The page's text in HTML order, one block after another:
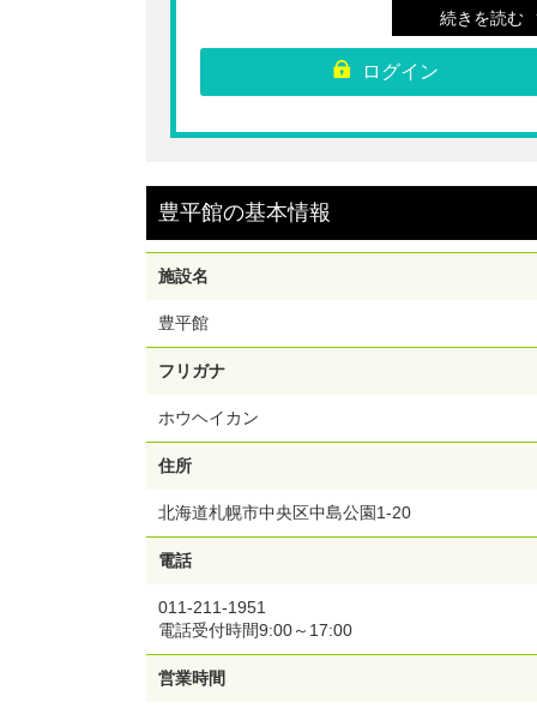
※一般が20名以上となる場合は、団体料金となりま
※割引券等をお持ちの方は、直接、入場券売場でチ
トをご購入ください。
入場券売場へお越しください。
※障がい者手帳・障がい者手帳アプリ（身体・療育
神）をお持ちの方は無料。また、その手帳をお持ち
名に対し、引率・介助者1名免除となります。
せん。
続きを読む
ログイン
豊平館の基本情報
施設名
豊平館
フリガナ
ホウヘイカン
住所
北海道札幌市中央区中島公園1-20
電話
011-211-1951
電話受付時間9:00～17:00
営業時間